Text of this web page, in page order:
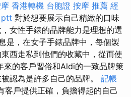
香港轉機 台胞證 按摩 推薦 經
ptt 對於想要展示自己精緻的口味
女性手錶的品牌能力是理想的選
是，在女子手錶品牌中，每個製
西走私到他們的收藏中，從而使
來的客戶習俗和Aldi的一致品牌策
認為是許多自己的品牌。 記帳
客戶提供正確，負擔得起的自己